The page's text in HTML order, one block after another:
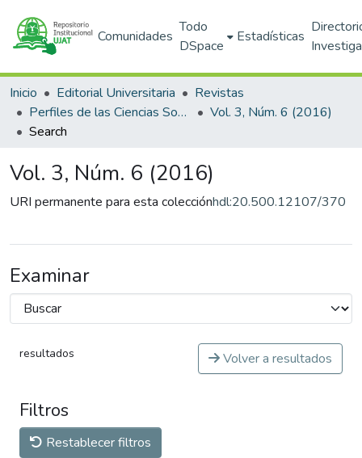
Comunidades
Todo
DSpace
Estadísticas
Inicio Editorial Universitaria
Revistas
Perfiles de las Ciencias Sociales
Vol. 3, Núm. 6 (2016)
Search
Vol. 3, Núm. 6 (2016)
URI permanente para esta colecciónhdl:20.500.12107/370
Examinar
resultados Volver a resultados
Filtros
Restablecer filtros